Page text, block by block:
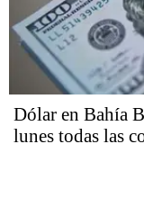
Dólar en Bahía
lunes todas las